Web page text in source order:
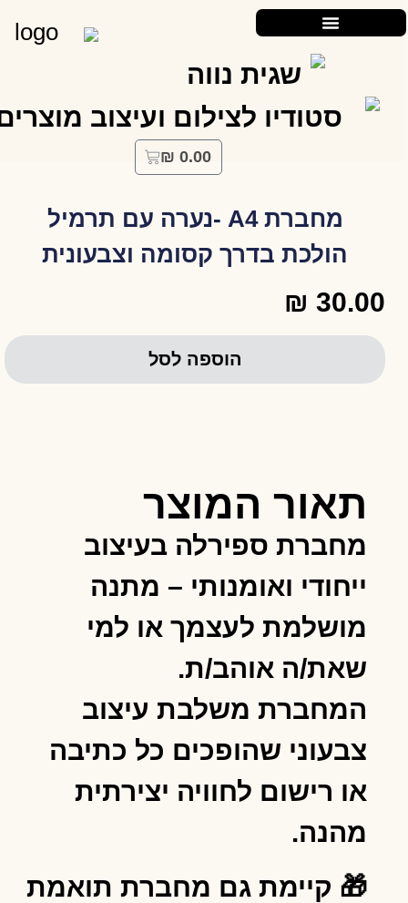
₪ 0.00
מחברת A4 -נערה עם תרמיל
הולכת בדרך קסומה וצבעונית
תאור המוצר
מחברת ספירלה בעיצוב
ייחודי ואומנותי – מתנה
מושלמת לעצמך או למי
שאת/ה אוהב/ת.
המחברת משלבת עיצוב
צבעוני שהופכים כל כתיבה
או רישום לחוויה יצירתית
מהנה.
🎁 קיימת גם מחברת תואמת
₪ 30.00
הוספה לסל